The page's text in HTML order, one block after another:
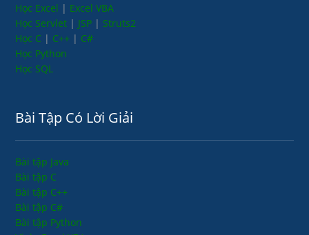
Học Excel | Excel VBA
Học Servlet | JSP | Struts2
Học C | C++ | C#
Học Python
Học SQL
Bài Tập Có Lời Giải
Bài tập Java
Bài tập C
Bài tập C++
Bài tập C#
Bài tập Python